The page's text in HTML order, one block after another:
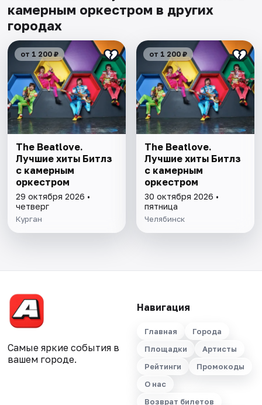
камерным оркестром в других
городах
от 1 200 ₽
The Beatlove.
Лучшие хиты Битлз
с камерным
оркестром
29 октября 2026 •
четверг
Курган
от 1 200 ₽
The Beatlove.
Лучшие хиты Битлз
с камерным
оркестром
30 октября 2026 •
пятница
Челябинск
Самые яркие события в
вашем городе.
Навигация
Главная
Города
Площадки
Артисты
Рейтинги
Промокоды
О нас
Возврат билетов